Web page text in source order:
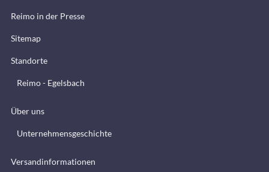
Reimo in der Presse
Sitemap
Standorte
Reimo - Egelsbach
Über uns
Unternehmensgeschichte
Versandinformationen